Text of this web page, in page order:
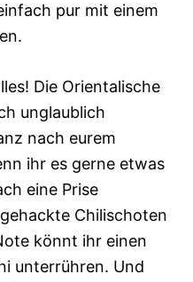
pur mit einem
Die Orientalische
unglaublich
nach eurem
ihr es gerne etwas
eine Prise
Chilischoten
könnt ihr einen
unterrühren. Und